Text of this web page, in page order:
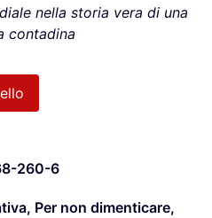
nella storia vera di una
contadina
260-6
, Per non dimenticare,